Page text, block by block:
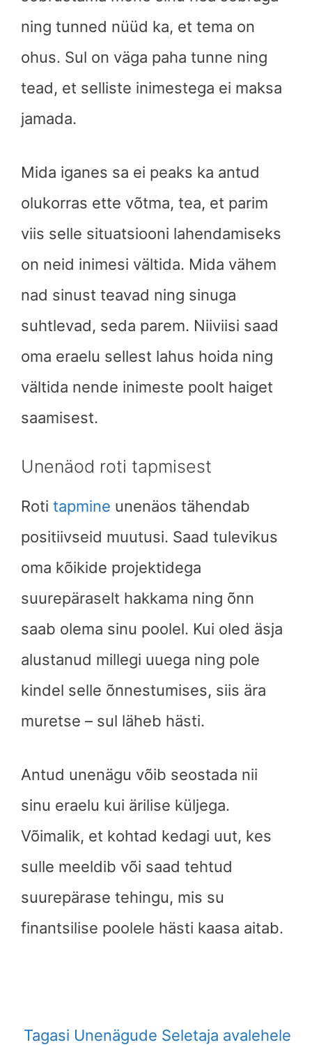
ning tunned nüüd ka, et tema on
ohus. Sul on väga paha tunne ning
tead, et selliste inimestega ei maksa
jamada.
Mida iganes sa ei peaks ka antud
olukorras ette võtma, tea, et parim
viis selle situatsiooni lahendamiseks
on neid inimesi vältida. Mida vähem
nad sinust teavad ning sinuga
suhtlevad, seda parem. Niiviisi saad
oma eraelu sellest lahus hoida ning
vältida nende inimeste poolt haiget
saamisest.
Unenäod roti tapmisest
Roti tapmine unenäos tähendab
positiivseid muutusi. Saad tulevikus
oma kõikide projektidega
suurepäraselt hakkama ning õnn
saab olema sinu poolel. Kui oled äsja
alustanud millegi uuega ning pole
kindel selle õnnestumises, siis ära
muretse – sul läheb hästi.
Antud unenägu võib seostada nii
sinu eraelu kui ärilise küljega.
Võimalik, et kohtad kedagi uut, kes
sulle meeldib või saad tehtud
suurepärase tehingu, mis su
finantsilise poolele hästi kaasa aitab.
Tagasi Unenägude Seletaja avalehele